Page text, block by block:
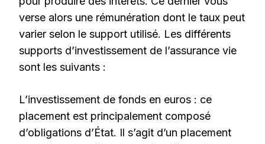
verse alors une rémunération dont le taux peut
varier selon le support utilisé. Les différents
supports d’investissement de l’assurance vie
sont les suivants :
L’investissement de fonds en euros : ce
placement est principalement composé
d’obligations d’État. Il s’agit d’un placement